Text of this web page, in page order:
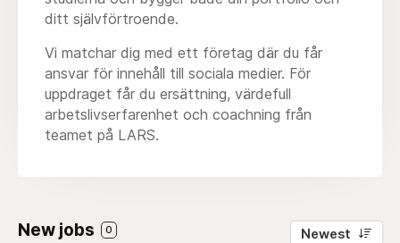
ditt självförtroende.
Vi matchar dig med ett företag där du får
ansvar för innehåll till sociala medier. För
uppdraget får du ersättning, värdefull
arbetslivserfarenhet och coachning från
teamet på LARS.
New jobs 0 Newest